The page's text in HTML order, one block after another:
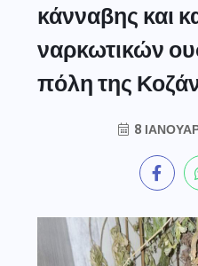
κάνναβης και
ναρκωτικών
πόλη της
8